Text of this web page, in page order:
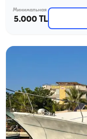
Минимальная
5.000 TL